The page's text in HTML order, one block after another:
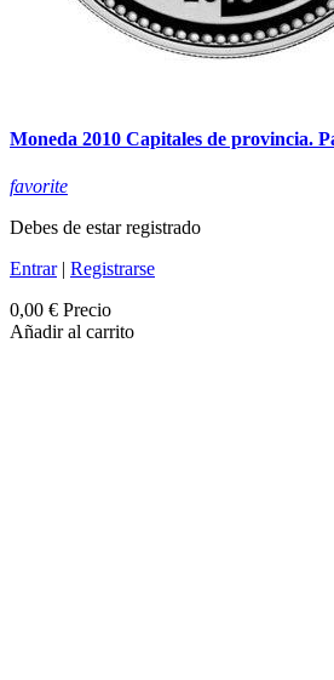
Moneda 2010 Capitales de provincia.
favorite
Debes de estar registrado
Entrar| Registrarse
0,00 € Precio
Añadir al carrito